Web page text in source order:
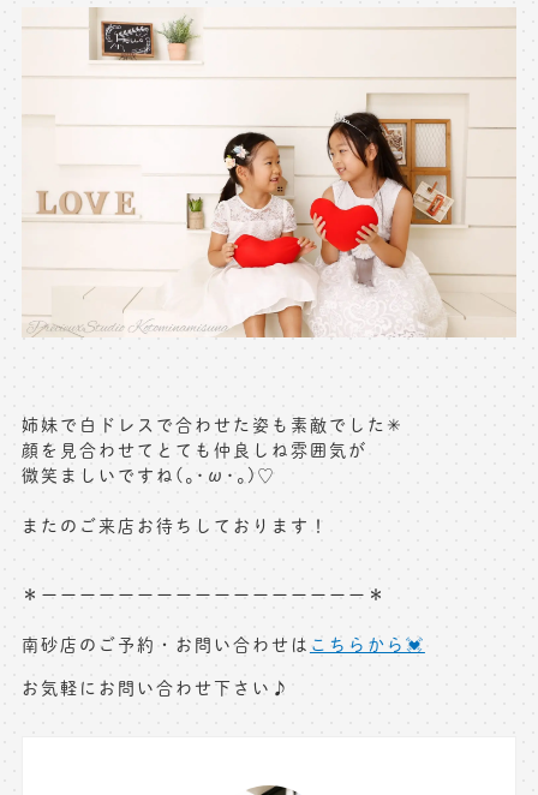
姉妹で白ドレスで合わせた姿も素敵でした✳︎
顔を見合わせてとても仲良しね雰囲気が
微笑ましいですね(｡･ω･｡)♡
またのご来店お待ちしております！
＊ーーーーーーーーーーーーーーーーー＊
南砂店のご予約・お問い合わせは こちらから💓
お気軽にお問い合わせ下さい♪